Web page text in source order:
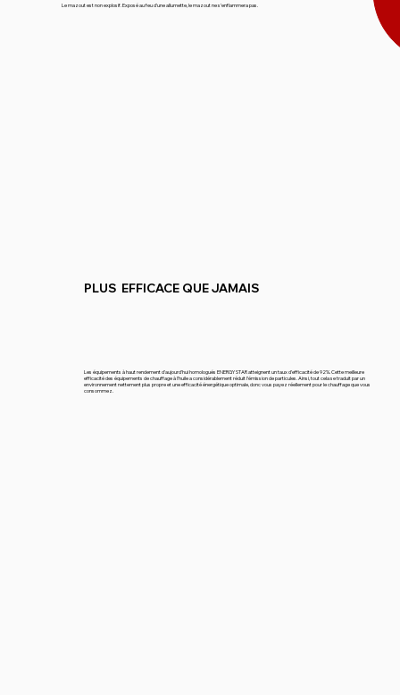
Le mazout est non explosif. Exposé au feu d’une allumette, le mazout ne s’enflammera pas.
PLUS EFFICACE QUE JAMAIS
Les équipements à haut rendement d’aujourd’hui homologués ENERGY STAR atteignent un taux d’efficacité de 92%. Cette meilleure
efficacité des équipements de chauffage à l’huile a considérablement réduit l’émission de particules. Ainsi, tout cela se traduit par un
environnement nettement plus propre et une efficacité énergétique optimale, donc vous payez réellement pour le chauffage que vous
consommez.